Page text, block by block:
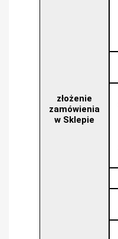
złożenie
zamówienia
w Sklepie